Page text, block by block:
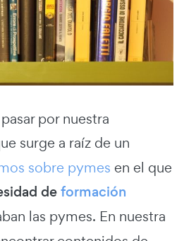
por nuestra
surge a raíz de un
sobre pymes en el que
deformación
las pymes. En nuestra